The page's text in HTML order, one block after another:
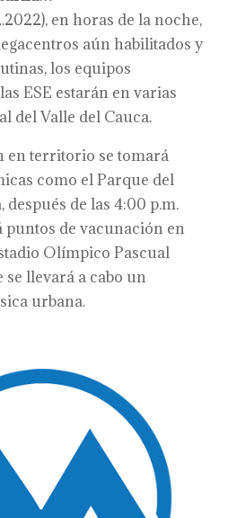
en horas de la noche,
aún habilitados y
los equipos
ESE estarán en varias
del Valle del Cauca.
en territorio se tomará
como el Parque del
de las 4:00 p.m.
puntos de vacunación en
Olímpico Pascual
llevará a cabo un
urbana.